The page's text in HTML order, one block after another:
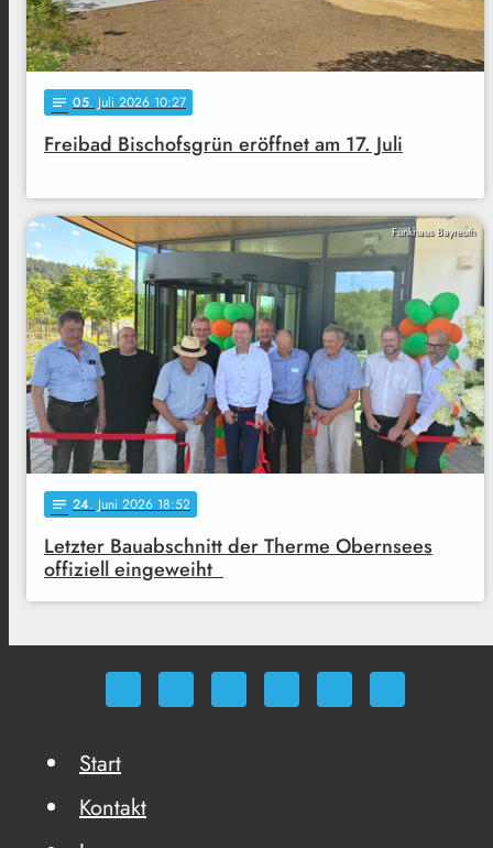
notes 05. Juli 2026 10:27
Freibad Bischofsgrün eröffnet am 17. Juli
Funkhaus Bayreuth
notes 24. Juni 2026 18:52
Letzter Bauabschnitt der Therme Obernsees
offiziell eingeweiht
Start
Kontakt